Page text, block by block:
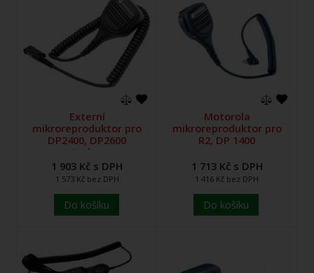
Externí
mikroreproduktor pro
DP2400, DP2600
s Jackem
1 903 Kč s DPH
1 573 Kč bez DPH
Do košíku
Motorola
mikroreproduktor pro
R2, DP 1400
1 713 Kč s DPH
1 416 Kč bez DPH
Do košíku